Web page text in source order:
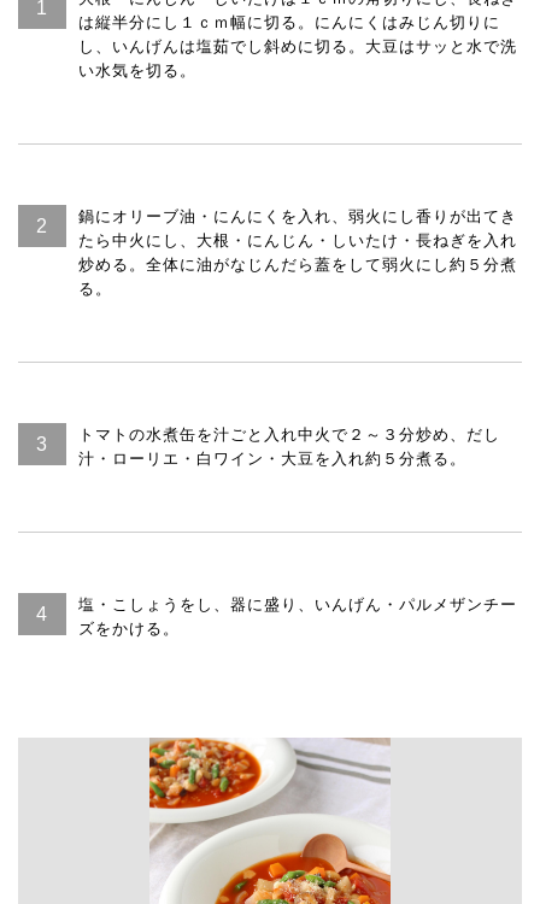
は縦半分にし１ｃｍ幅に切る。にんにくはみじん切りに
し、いんげんは塩茹でし斜めに切る。大豆はサッと水で洗
い水気を切る。
鍋にオリーブ油・にんにくを入れ、弱火にし香りが出てき
たら中火にし、大根・にんじん・しいたけ・長ねぎを入れ
炒める。全体に油がなじんだら蓋をして弱火にし約５分煮
る。
トマトの水煮缶を汁ごと入れ中火で２～３分炒め、だし
汁・ローリエ・白ワイン・大豆を入れ約５分煮る。
塩・こしょうをし、器に盛り、いんげん・パルメザンチー
ズをかける。